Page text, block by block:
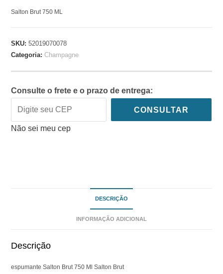
Salton Brut 750 ML
SKU:52019070078
Categoria:Champagne
Consulte o frete e o prazo de entrega:
CONSULTAR
Não sei meu cep
DESCRIÇÃO
INFORMAÇÃO ADICIONAL
Descrição
espumante Salton Brut 750 Ml Salton Brut